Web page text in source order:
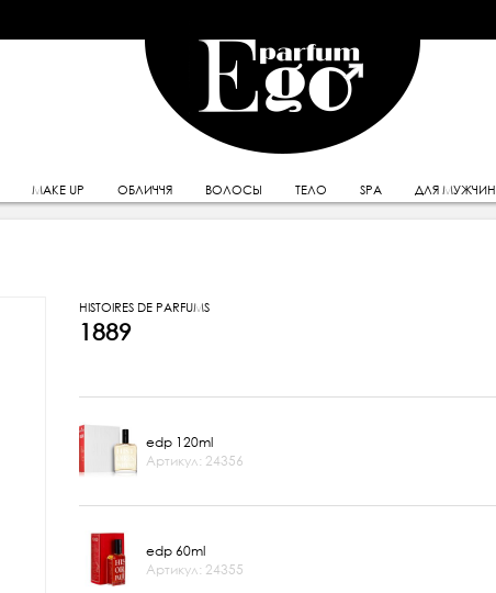
MAKE UP ОБЛИЧЧЯ ВОЛОСЫ ТЕЛО SPA ДЛЯ МУЖЧИН
HISTOIRES DE PARFUMS
1889
edp 120ml
Артикул: 24356
edp 60ml
Артикул: 24355